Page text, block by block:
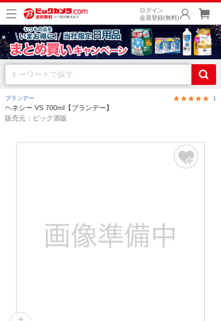
ログイン
会員登録(無料)
ブランデー 1
ヘネシー VS 700ml【ブランデー】
販売元：ビック酒販